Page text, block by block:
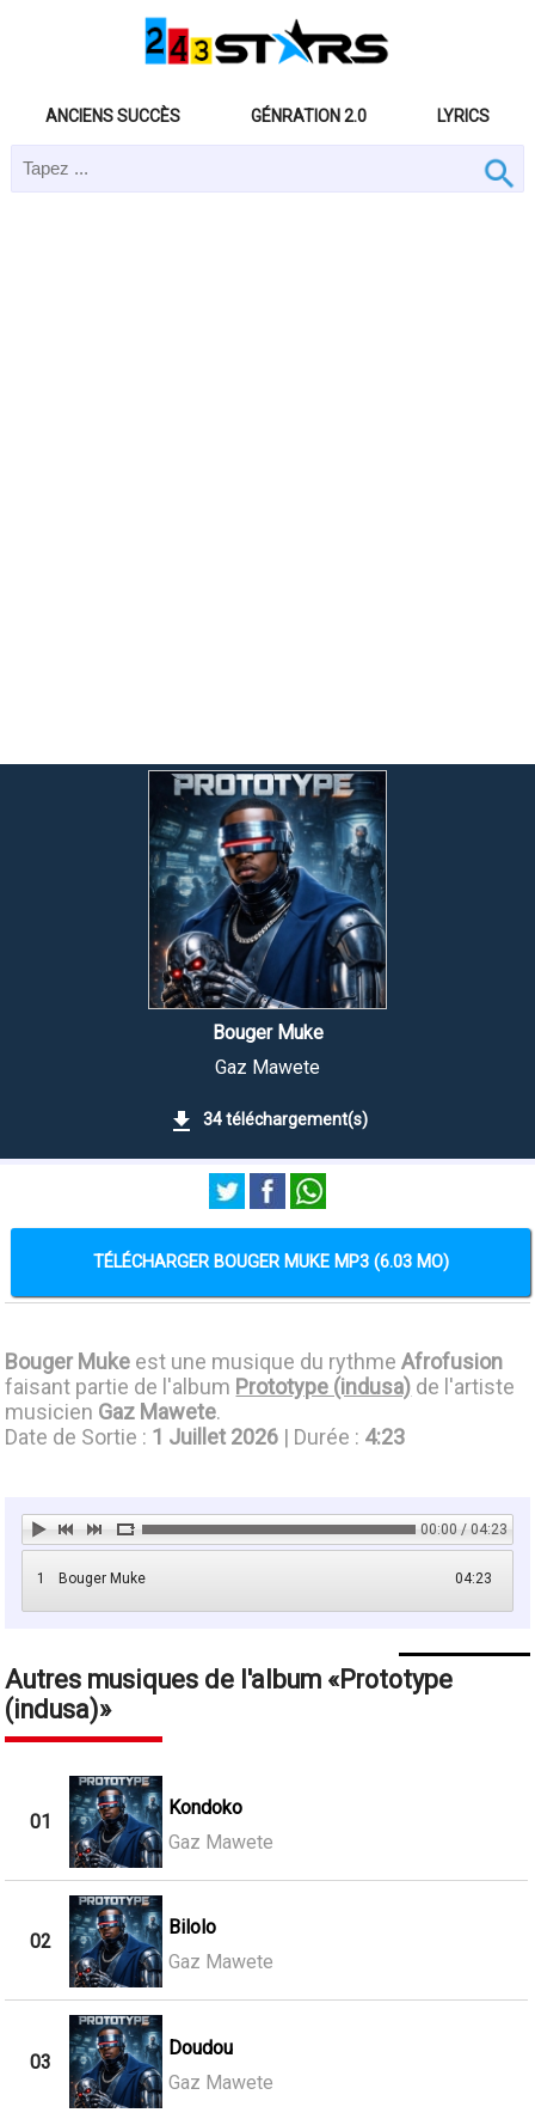
ANCIENS SUCCÈS GÉNRATION 2.0 LYRICS
Bouger Muke
Gaz Mawete
34 téléchargement(s)
TÉLÉCHARGER BOUGER MUKE MP3 (6.03 MO)
Bouger Muke est une musique du rythmeAfrofusion
faisant partie de l'album Prototype (indusa) de l'artiste
musicien Gaz Mawete.
Date de Sortie : 1 Juillet 2026 | Durée : 4:23
00:00 / 04:23
1 04:23
Bouger Muke
Autres musiques de l'album
Prototype
(indusa)
01
Kondoko
Gaz Mawete
02
Bilolo
Gaz Mawete
03
Doudou
Gaz Mawete